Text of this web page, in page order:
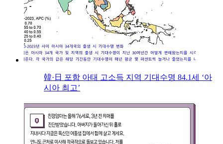
韓·日 포함 아태 고소득 지역 기대수명 84.1세 ‘아
시아 최고’